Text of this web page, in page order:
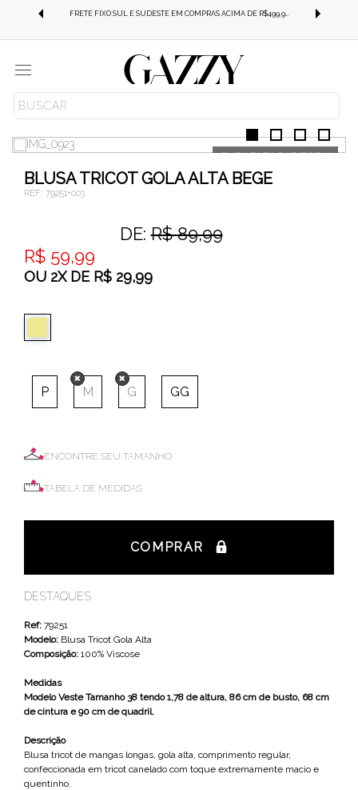
FRETE FIXO SUL E SUDESTE EM COMPRAS ACIMA DE R$499,99!
Menu CASACOS TRICOT
BLUSA TRICOT GOLA ALTA BEGE
REF.: 79251+003
DE:R$ 89,99
R$ 59,99
OU 2XDE R$ 29,99
P M G GG
ENCONTRE SEU TAMANHO
TABELA DE MEDIDAS
COMPRAR
DESTAQUES
Ref: 79251
Modelo: Blusa Tricot Gola Alta
Composição: 100% Viscose
Medidas
Modelo Veste Tamanho 38 tendo 1,78 de altura, 86 cm de busto, 68 cm
de cintura e 90 cm de quadril.
Descrição
Blusa tricot de mangas longas, gola alta, comprimento regular,
confeccionada em tricot canelado com toque extremamente macio e
quentinho.